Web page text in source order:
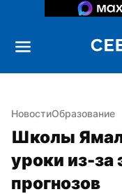
НовостиОбразование
Школы
уроки из-за
прогнозов